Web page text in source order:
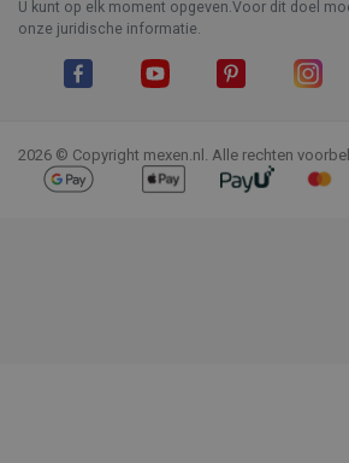
U kunt op elk moment opgeven.Voor dit doel
onze juridische informatie.
2026 © Copyright mexen.nl. Alle rechten